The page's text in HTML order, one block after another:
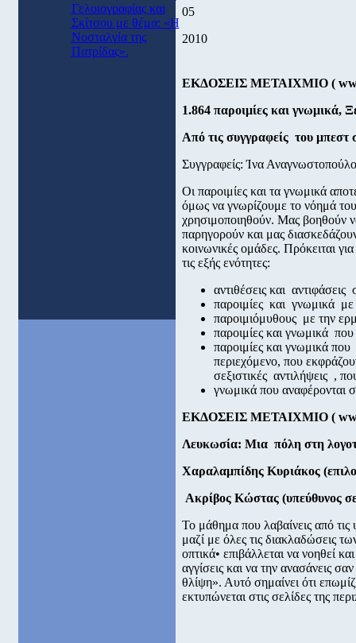
Γελοιογραφίας και
Σκίτσου με θέμα: «Η
Νοσταλγία της
Πατρίδας».
05
2010
ΕΚΔΟΣΕΙΣ ΜΕΤΑΙΧΜΙΟ (
1.864 παροιμίες και γνωμικά,
Από τις συγγραφείς του
Συγγραφείς: Ίνα
Οι παροιμίες και τα γνωμικά
όμως να γνωρίζουμε το νόημά
χρησιμοποιηθούν. Μας βοηθούν
παρηγορούν και μας
κοινωνικές ομάδες. Πρόκειται
τις εξής ενότητες:
αντιθέσεις και
παροιμίες και γνωμικά με
παροιμιόμυθους με την
παροιμίες και γνωμικά
παροιμίες και γνωμικά
περιεχόμενο, που
σεξιστικές αντιλήψεις ,
γνωμικά που αναφέρονται
ΕΚΔΟΣΕΙΣ ΜΕΤΑΙΧΜΙΟ (
Λευκωσία: Μια πόλη στη
Χαραλαμπίδης Κυριάκος
Ακρίβος Κώστας (υπεύθυνος
Το μάθημα που λαβαίνεις από
μαζί με όλες τις διακλαδώσεις
οπτικά• επιβάλλεται να νοηθεί
αγγίσεις και να την ανασάνεις
θλίψη». Αυτό σημαίνει ότι
εκτυπώνεται στις σελίδες της